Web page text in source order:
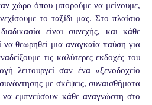
χώρο όπου μπορούμε να μείνουμε,
το ταξίδι μας. Στο πλαίσιο
είναι συνεχής, και κάθε
να θεωρηθεί μια αναγκαία παύση για
τις καλύτερες εκδοχές του
λειτουργεί σαν ένα «ξενοδοχείο
με σκέψεις, συναισθήματα
να εμπνεύσουν κάθε αναγνώστη στο